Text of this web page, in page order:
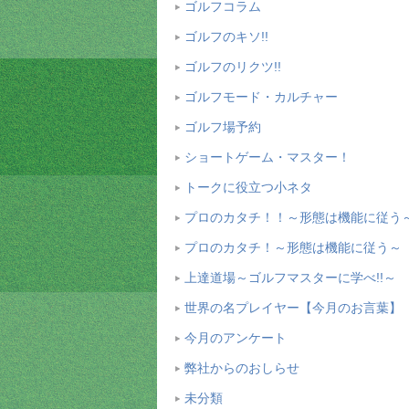
ゴルフコラム
ゴルフのキソ!!
ゴルフのリクツ!!
ゴルフモード・カルチャー
ゴルフ場予約
ショートゲーム・マスター！
トークに役立つ小ネタ
プロのカタチ！！～形態は機能に従う
プロのカタチ！～形態は機能に従う～
上達道場～ゴルフマスターに学べ!!～
世界の名プレイヤー【今月のお言葉】
今月のアンケート
弊社からのおしらせ
未分類